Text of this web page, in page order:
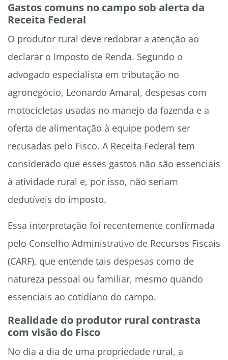
Gastos comuns no campo sob alerta da
Receita Federal
O produtor rural deve redobrar a atenção ao
declarar o Imposto de Renda. Segundo o
advogado especialista em tributação no
agronegócio, Leonardo Amaral, despesas com
motocicletas usadas no manejo da fazenda e a
oferta de alimentação à equipe podem ser
recusadas pelo Fisco. A Receita Federal tem
considerado que esses gastos não são essenciais
à atividade rural e, por isso, não seriam
dedutíveis do imposto.
Essa interpretação foi recentemente confirmada
pelo Conselho Administrativo de Recursos Fiscais
(CARF), que entende tais despesas como de
natureza pessoal ou familiar, mesmo quando
essenciais ao cotidiano do campo.
Realidade do produtor rural contrasta
com visão do Fisco
No dia a dia de uma propriedade rural, a